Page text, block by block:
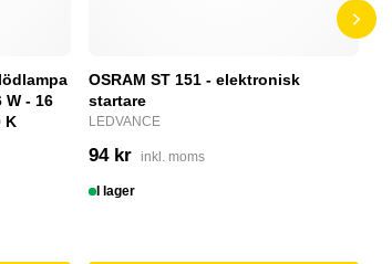
W - 16
K
OSRAM ST 151 - elektronisk
startare
LEDVANCE
94 kr inkl. moms
I lager